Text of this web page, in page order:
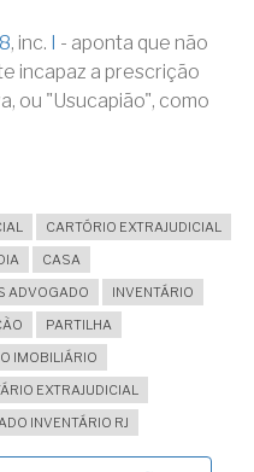
, inc. I - aponta que não
incapaz a prescrição
ou "Usucapião", como
CARTÓRIO EXTRAJUDICIAL
CASA
ADVOGADO
INVENTÁRIO
PARTILHA
IMOBILIÁRIO
EXTRAJUDICIAL
INVENTÁRIO RJ